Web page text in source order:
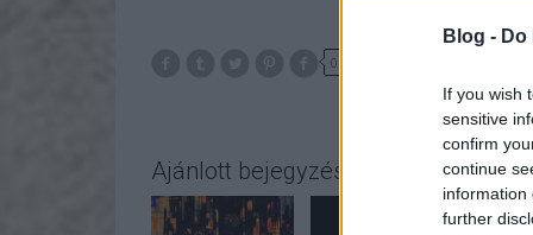
Blog -
If you wish
sensitive
confirm
continue
information
further
0
Ajánlott bejegyzések: